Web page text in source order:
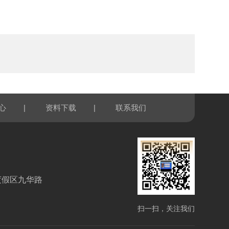
| 资料下载 | 联系我们
区九华路
扫一扫，关注我们